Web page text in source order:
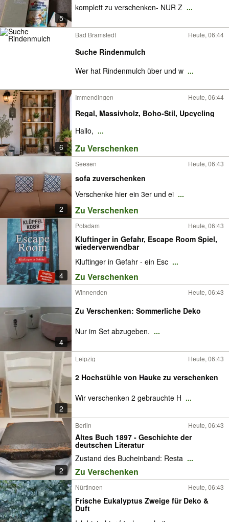
5
komplett zu verschenken- NUR Z ...
Bad Bramstedt Heute, 06:44
Suche Rindenmulch
Wer hat Rindenmulch über und w ...
6
Immendingen Heute, 06:44
Regal, Massivholz, Boho-Stil, Upcycling
Hallo, ...
Zu Verschenken
2
Seesen Heute, 06:43
sofa zuverschenken
Verschenke hier ein 3er und ei ...
Zu Verschenken
4
Potsdam Heute, 06:43
Kluftinger in Gefahr, Escape Room Spiel,
wiederverwendbar
Kluftinger in Gefahr - ein Esc ...
Zu Verschenken
4
Winnenden Heute, 06:43
Zu Verschenken: Sommerliche Deko
Nur im Set abzugeben. ...
2
Leipzig Heute, 06:43
2 Hochstühle von Hauke zu verschenken
Wir verschenken 2 gebrauchte H ...
2
Berlin Heute, 06:43
Altes Buch 1897 - Geschichte der
deutschen Literatur
Zustand des Bucheinband: Resta ...
Zu Verschenken
Nürtingen Heute, 06:43
Frische Eukalyptus Zweige für Deko &
Duft